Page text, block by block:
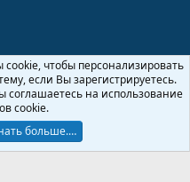
XenForo Ltd.
чтобы персонализировать
если Вы зарегистрируетесь.
соглашаетесь на использование
cookie.
больше.…